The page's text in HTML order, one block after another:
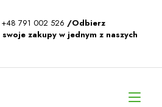
+48 791 002 526 /Odbierz
zakupy w jednym z naszych